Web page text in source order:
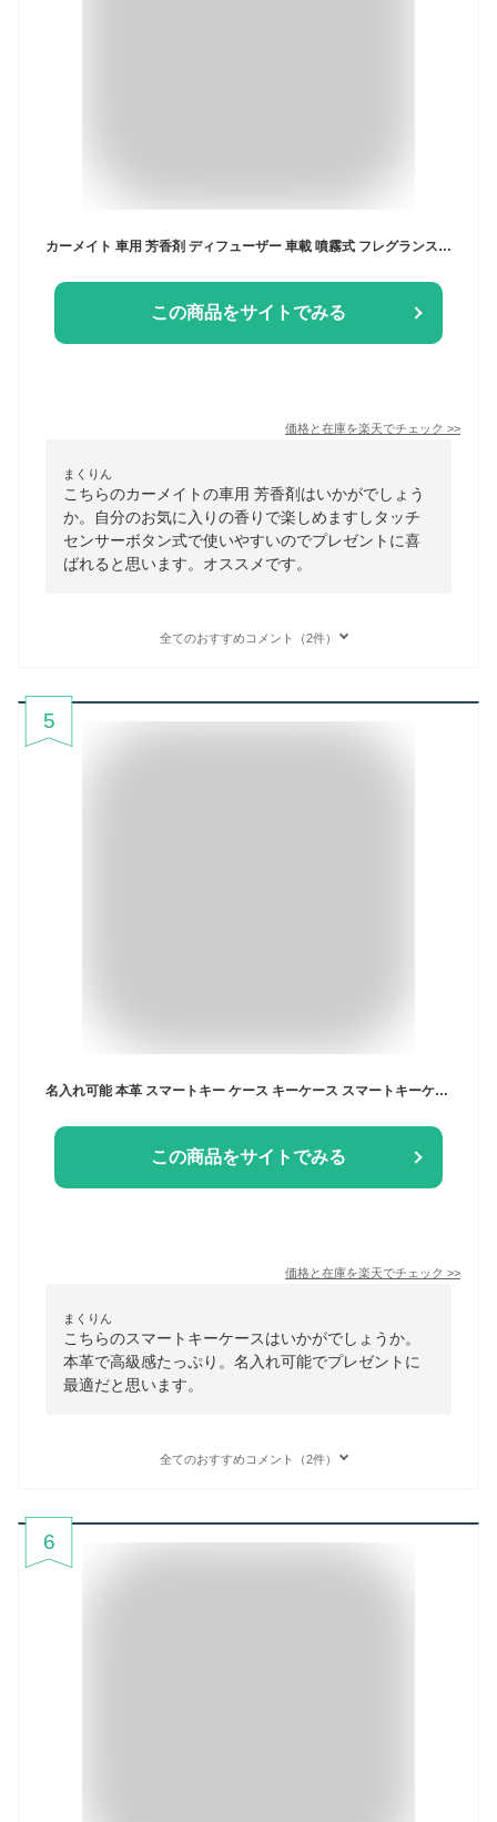
カーメイト 車用 芳香剤 ディフューザー 車載 噴霧式 フレグランス ブラング 噴霧式フレグランスディフューザー2 ブラック L10004 カー用品 カーアクセサリー タッチセンサーボタン 耐久性5倍アップ
この商品をサイトでみる
価格と在庫を楽天でチェック >>
まくりん
こちらのカーメイトの車用 芳香剤はいかがでしょう
か。自分のお気に入りの香りで楽しめますしタッチ
センサーボタン式で使いやすいのでプレゼントに喜
ばれると思います。オススメです。
全てのおすすめコメント（2件）
5
名入れ可能 本革 スマートキー ケース キーケース スマートキーケース キーカバー レザー スマートキーカバー メンズ レディース 上質牛革 おしゃれ 高級感 トヨタ ダイハツ TOYOTA DAIHATSU TANTO 新型タフト タント ギフト シンプル オシャレ車 父の日 納車祝い プレゼント
この商品をサイトでみる
価格と在庫を楽天でチェック >>
まくりん
こちらのスマートキーケースはいかがでしょうか。
本革で高級感たっぷり。名入れ可能でプレゼントに
最適だと思います。
全てのおすすめコメント（2件）
6